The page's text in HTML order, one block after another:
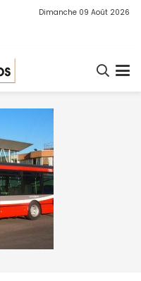
Dimanche 09 Août 2026